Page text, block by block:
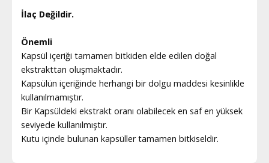
İlaç Değildir.
Önemli
Kapsül içeriği tamamen bitkiden elde edilen doğal
ekstrakttan oluşmaktadır.
Kapsülün içeriğinde herhangi bir dolgu maddesi kesinlikle
kullanılmamıştır.
Bir Kapsüldeki ekstrakt oranı olabilecek en saf en yüksek
seviyede kullanılmıştır.
Kutu içinde bulunan kapsüller tamamen bitkiseldir.